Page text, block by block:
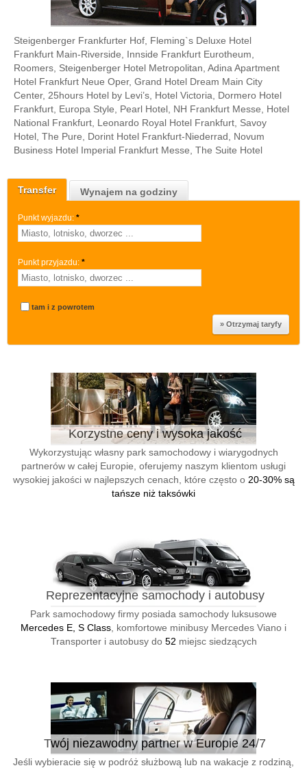
Transfer Wynajem na godziny
Punkt wyjazdu: *
Punkt przyjazdu: *
tam i z powrotem
Korzystne ceny i wysoka jakość
Wykorzystując własny park samochodowy i wiarygodnych
partnerów w całej Europie, oferujemy naszym klientom usługi
wysokiej jakości w najlepszych cenach, które często o 20-30% są
tańsze niż taksówki
Reprezentacyjne samochody i autobusy
Park samochodowy firmy posiada samochody luksusowe
Mercedes E, S Class , komfortowe minibusy Mercedes Viano i
Transporter i autobusy do 52 miejsc siedzących
Twój niezawodny partner w Europie 24/7
Jeśli wybieracie się w podróż służbową lub na wakacje z rodziną,
Steigenberger Frankfurter Hof, Fleming`s Deluxe Hotel
Frankfurt Main-Riverside, Innside Frankfurt Eurotheum,
Roomers, Steigenberger Hotel Metropolitan, Adina Apartment
Hotel Frankfurt Neue Oper, Grand Hotel Dream Main City
Center, 25hours Hotel by Levi’s, Hotel Victoria, Dormero Hotel
Frankfurt, Europa Style, Pearl Hotel, NH Frankfurt Messe, Hotel
National Frankfurt, Leonardo Royal Hotel Frankfurt, Savoy
Hotel, The Pure, Dorint Hotel Frankfurt-Niederrad, Novum
Business Hotel Imperial Frankfurt Messe, The Suite Hotel